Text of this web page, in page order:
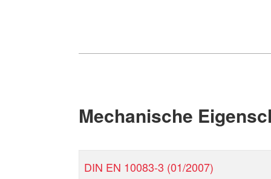
Mechanische
DIN EN 10083-3 (01/2007)